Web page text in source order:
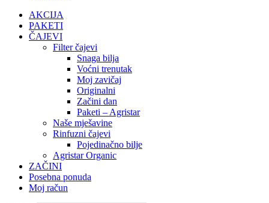
AKCIJA
PAKETI
ČAJEVI
Filter čajevi
Snaga bilja
Voćni trenutak
Moj zavičaj
Originalni
Začini dan
Paketi – Agristar
Naše mješavine
Rinfuzni čajevi
Pojedinačno bilje
Agristar Organic
ZAČINI
Posebna ponuda
Moj račun